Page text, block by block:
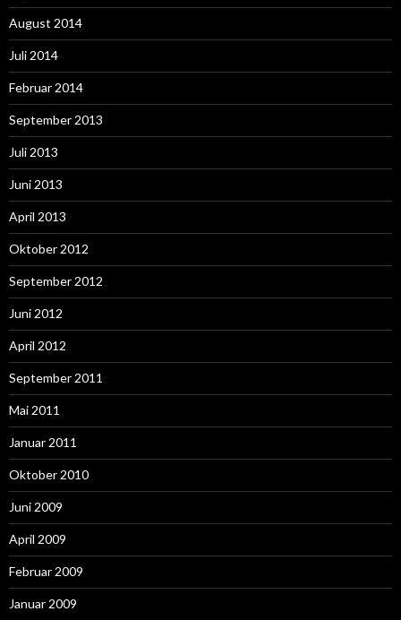
August 2014
Juli 2014
Februar 2014
September 2013
Juli 2013
Juni 2013
April 2013
Oktober 2012
September 2012
Juni 2012
April 2012
September 2011
Mai 2011
Januar 2011
Oktober 2010
Juni 2009
April 2009
Februar 2009
Januar 2009